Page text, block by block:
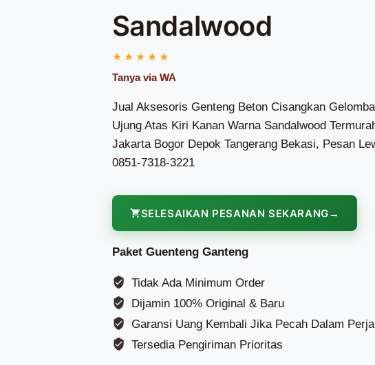
Sandalwood
Jual Aksesoris Genteng Beton Cisangkan
Ujung Atas Kiri Kanan Warna Sandalwood
Jakarta Bogor Depok Tangerang Bekasi, Pesan
0851-7318-3221
SELESAIKAN PESANAN SEKARANG
Paket Guenteng Ganteng
Tidak Ada Minimum Order
Dijamin 100% Original & Baru
Garansi Uang Kembali Jika Pecah Dalam
Tersedia Pengiriman Prioritas